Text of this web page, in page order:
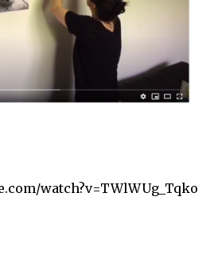
watch?v=TWlWUg_Tqko